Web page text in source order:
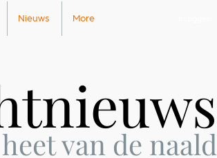
Nieuws More
heetvan de naald